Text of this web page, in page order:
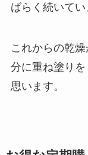
ばらく続いてい
これからの乾
分に重ね塗り
思います。